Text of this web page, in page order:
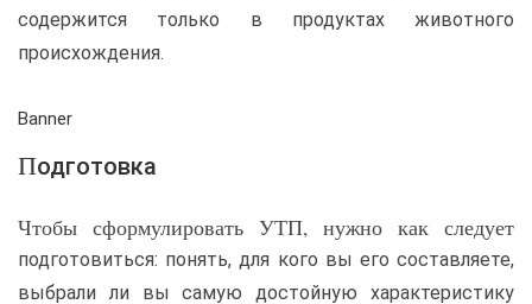
содержится только в продуктах животного
происхождения.
Banner
Подготовка
Чтобы сформулировать УТП, нужно как следует
подготовиться: понять, для кого вы его составляете,
выбрали ли вы самую достойную характеристику